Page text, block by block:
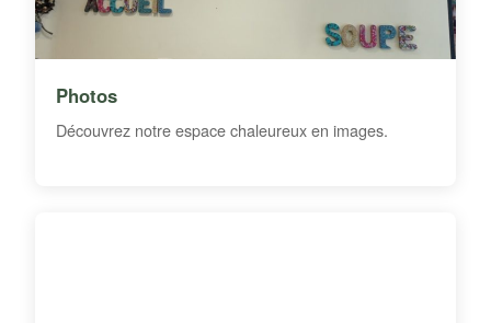
Photos
Découvrez notre espace chaleureux en images.